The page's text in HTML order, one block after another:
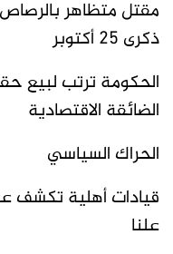
مقتل متظاهر
ذكرى 25 أكتوبر
الحكومة ترتب لبيع
الضائقة الاقتصادية
الحراك السياسي
قيادات أهلية تكشف
علنا